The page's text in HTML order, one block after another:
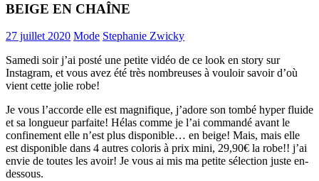
BEIGE EN CHAÎNE
27 juillet 2020 Mode Stephanie Zwicky
Samedi soir j’ai posté une petite vidéo de ce look en story sur
Instagram, et vous avez été très nombreuses à vouloir savoir d’où
vient cette jolie robe!
Je vous l’accorde elle est magnifique, j’adore son tombé hyper fluide
et sa longueur parfaite! Hélas comme je l’ai commandé avant le
confinement elle n’est plus disponible… en beige! Mais, mais elle
est disponible dans 4 autres coloris à prix mini, 29,90€ la robe!! j’ai
envie de toutes les avoir! Je vous ai mis ma petite sélection juste en-
dessous.